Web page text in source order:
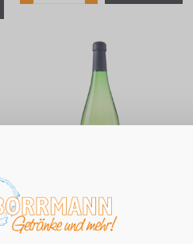
Palmberg Kirchheim
Müller-Thurgau QbA